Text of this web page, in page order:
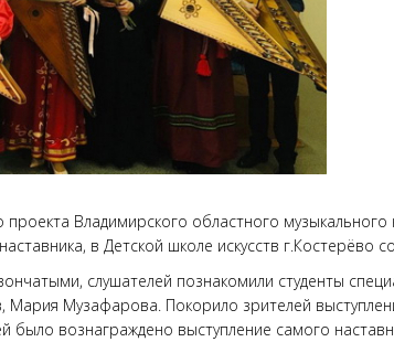
Владимирского областного
в Детской школе искусств г.Костерёво
слушателей познакомили студенты
Мария Музафарова. Покорило зрителей
вознаграждено выступление самого